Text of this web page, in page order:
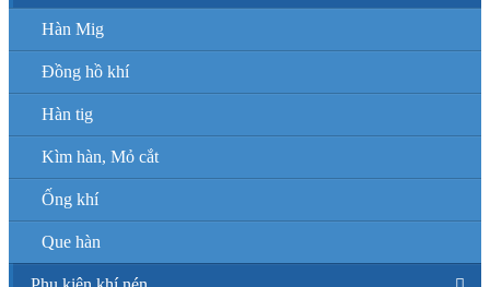
Hàn Mig
Đồng hồ khí
Hàn tig
Kìm hàn, Mỏ cắt
Ống khí
Que hàn